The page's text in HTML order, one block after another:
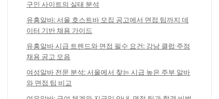
구인 사이트의 실태 분석
유흥알바: 서울 호스트바 모집 공고에서 면접 팁까지 데
이터 기반 채용 가이드
유흥알바 시급 트렌드와 면접 필수 요건: 강남 클럽·주점
채용 공고 모음
여성알바 전문 분석: 서울에서 찾는 시급 높은 주부 알바
와 면접 팁 비교